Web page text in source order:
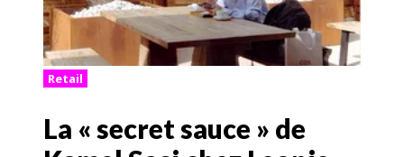
Retail
La « secret sauce » de